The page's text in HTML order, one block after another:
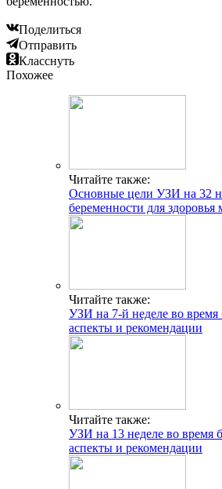
Поделиться
Отправить
Класснуть
Похожее
Читайте также:
Основные цели УЗИ на 32
беременности для
Читайте также:
УЗИ на 7-й неделе во
аспекты и рекомендации
Читайте также:
УЗИ на 13 неделе во время
аспекты и рекомендации